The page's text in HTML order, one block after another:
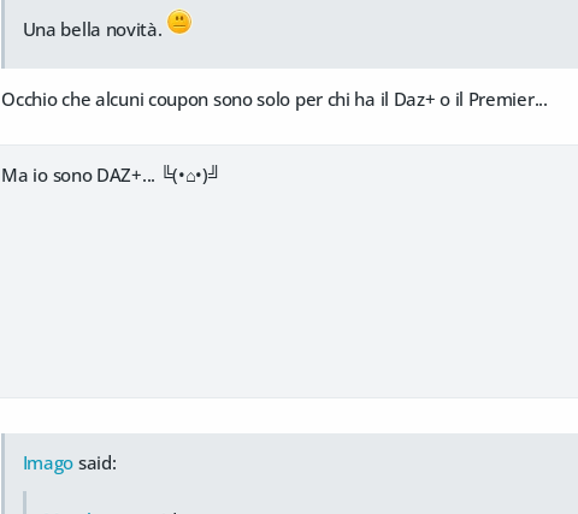
Una bella novità.
Occhio che alcuni coupon sono solo per chi ha il Daz+ o il Premier...
Ma io sono DAZ+... ╚(•⌂•)╝
Imago said: